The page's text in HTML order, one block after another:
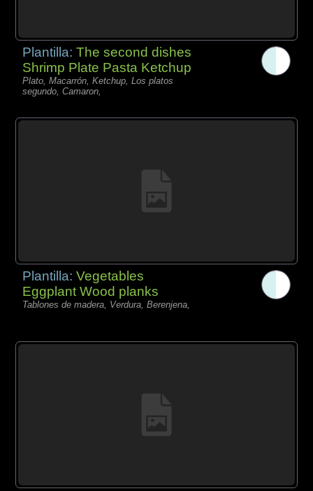
Plantilla:The second dishes
Shrimp Plate Pasta Ketchup
Plato, Macarrón, Ketchup, Los platos
segundo, Camaron,
Plantilla:Vegetables
Eggplant Wood planks
Tablones de madera, Verdura, Berenjena,